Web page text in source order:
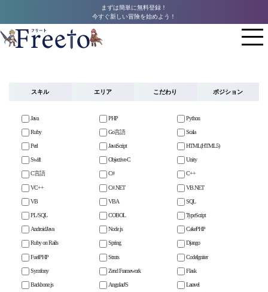
まずは簡単に無料登録！
今すぐ新しい冒険を始めよう！
スキル エリア こだわり ポジション
Java PHP Python
Ruby Go言語 Scala
Perl JavaScript HTML(HTML5)
Swift Objective-C Unity
C言語 C# C++
VC++ C#.NET VB.NET
VB VBA SQL
PL/SQL COBOL TypeScript
AndroidJava Node.js CakePHP
Ruby on Rails Spring Django
FuelPHP Struts CodeIgniter
Symfony Zend Framework Flask
Backbone.js AngularJS Laravel